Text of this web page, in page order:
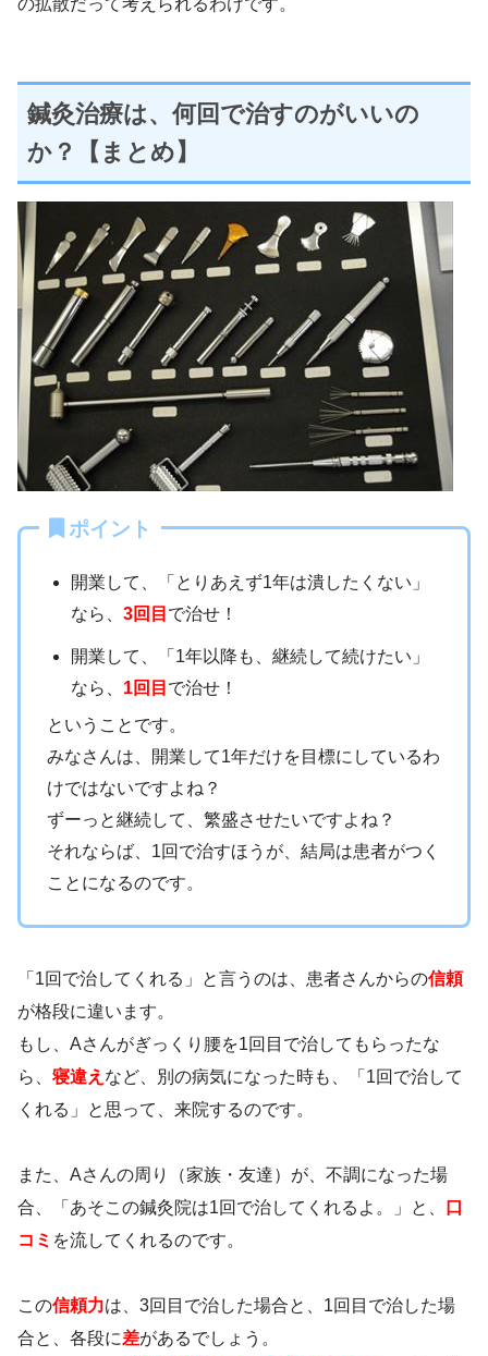
の拡散だって考えられるわけです。
鍼灸治療は、何回で治すのがいいの
か？【まとめ】
ポイント
開業して、「とりあえず1年は潰したくない」
なら、3回目 で治せ！
開業して、「1年以降も、継続して続けたい」
なら、 1回目 で治せ！
ということです。
みなさんは、開業して1年だけを目標にしているわ
けではないですよね？
ずーっと継続して、繁盛させたいですよね？
それならば、1回で治すほうが、結局は患者がつく
ことになるのです。
「1回で治してくれる」と言うのは、患者さんからの信頼
が格段に違います。
もし、Aさんがぎっくり腰を1回目で治してもらったな
ら、 寝違え など、別の病気になった時も、「1回で治して
くれる」と思って、来院するのです。
また、Aさんの周り（家族・友達）が、不調になった場
合、「あそこの鍼灸院は1回で治してくれるよ。」と、
口
コミ を流してくれるのです。
この信頼力は、3回目で治した場合と、1回目で治した場
合と、各段に差があるでしょう。